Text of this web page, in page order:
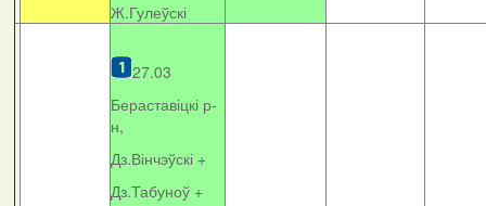
Ж.Гулеўскі
27.03
Бераставіцкі р-
н,
Дз.Вінчэўскі +
Дз.Табуноў +